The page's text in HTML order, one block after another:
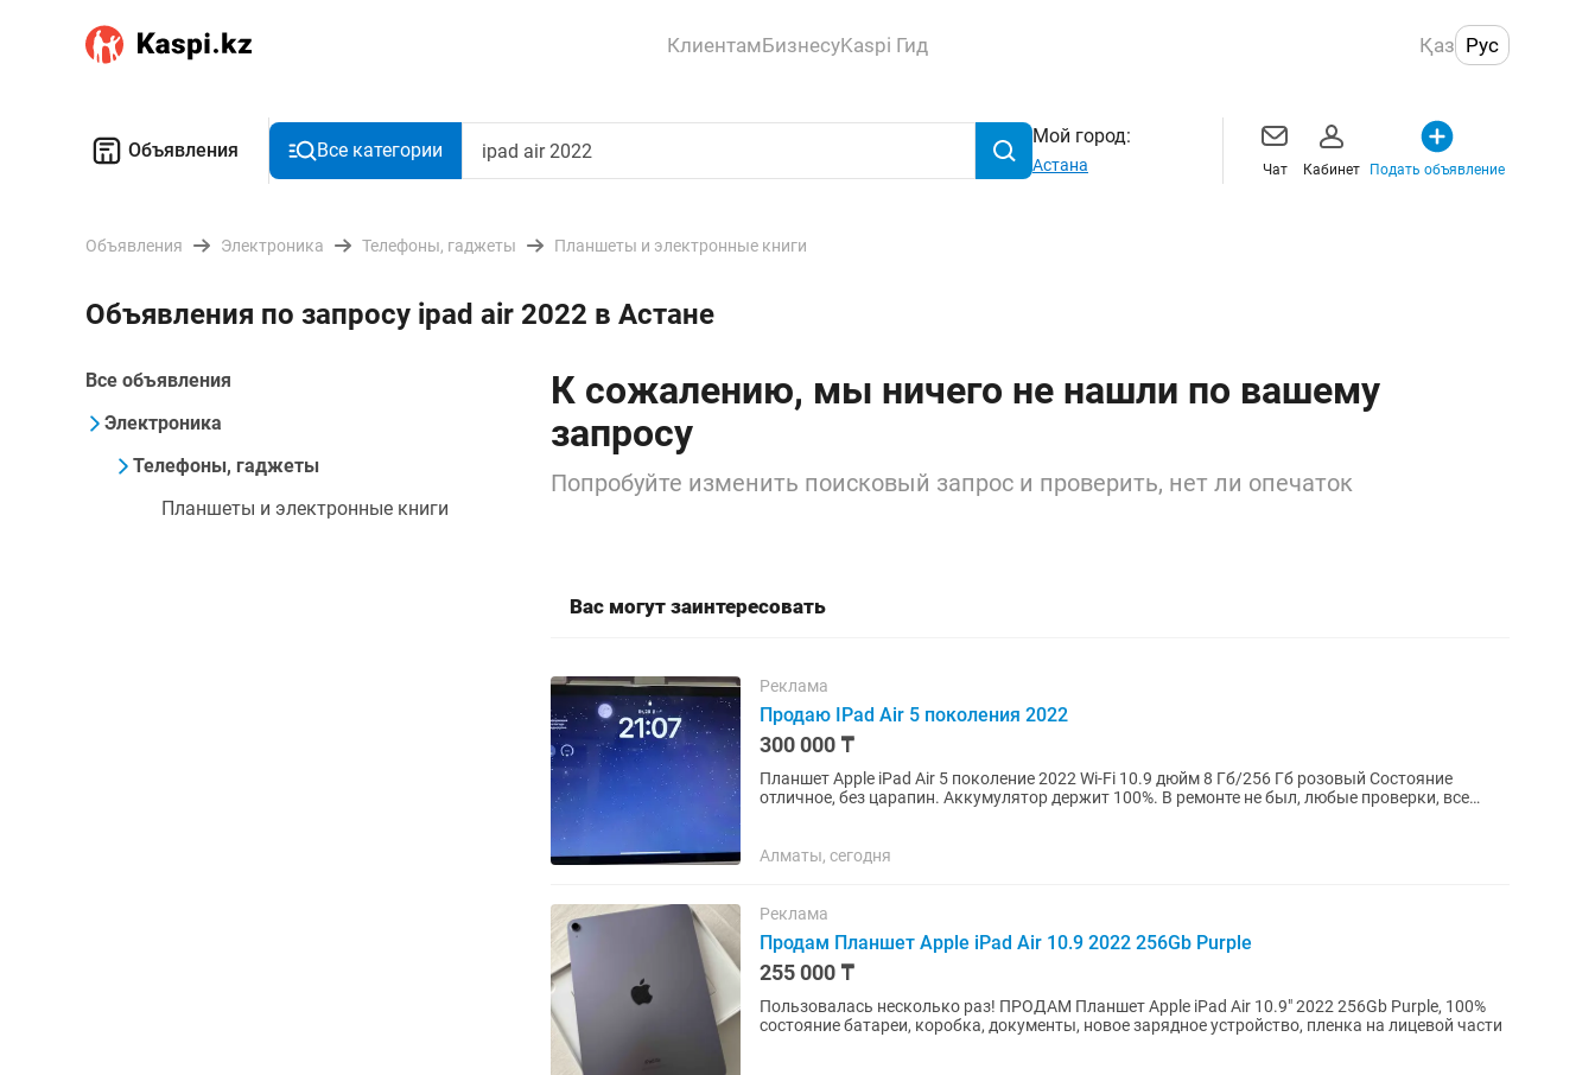
КлиентамБизнесуKaspi Гид Қаз Рус
Объявления Все категории
Мой город:
Астана Чат Кабинет Подать объявление
Объявления Электроника Телефоны, гаджеты Планшеты и электронные книги
Объявления по запросу ipad air 2022 в Астане
Все объявления
Электроника
Телефоны, гаджеты
Планшеты и электронные книги
К сожалению, мы ничего не нашли по вашему
запросу
Попробуйте изменить поисковый запрос и проверить, нет ли опечаток
Вас могут заинтересовать
Реклама
Продаю IPad Air 5 поколения 2022
300 000 ₸
Планшет Apple iPad Air 5 поколение 2022 Wi-Fi 10.9 дюйм 8 Гб/256 Гб розовый Состояние
отличное, без царапин. Аккумулятор держит 100%. В ремонте не был, любые проверки, все
Алматы, сегодня
Реклама
Продам Планшет Apple iPad Air 10.9 2022 256Gb Purple
255 000 ₸
Пользовалась несколько раз! ПРОДАМ Планшет Apple iPad Air 10.9" 2022 256Gb Purple, 100%
состояние батареи, коробка, документы, новое зарядное устройство, пленка на лицевой части